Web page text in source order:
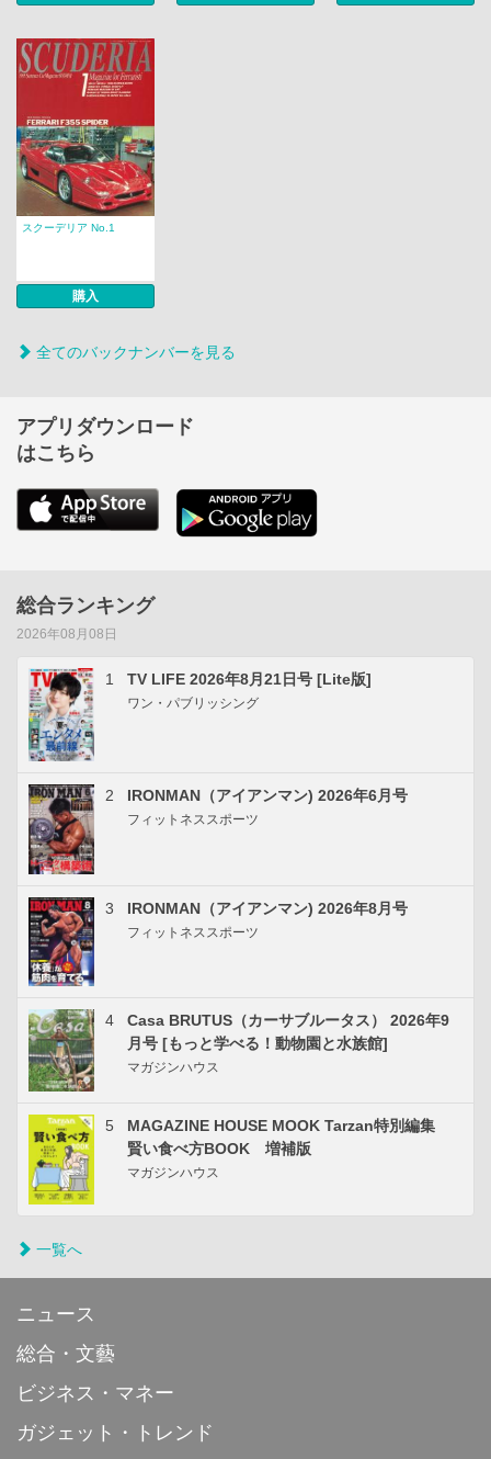
スクーデリア No.1
購入
全てのバックナンバーを見る
アプリダウンロード
はこちら
総合ランキング
2026年08月08日
1 TV LIFE 2026年8月21日号 [Lite版]
ワン・パブリッシング
2 IRONMAN（アイアンマン) 2026年6月号
フィットネススポーツ
3 IRONMAN（アイアンマン) 2026年8月号
フィットネススポーツ
4
Casa BRUTUS（カーサブルータス） 2026年9
月号 [もっと学べる！動物園と水族館]
マガジンハウス
5
MAGAZINE HOUSE MOOK Tarzan特別編集
賢い食べ方BOOK 増補版
マガジンハウス
一覧へ
ニュース
総合・文藝
ビジネス・マネー
ガジェット・トレンド